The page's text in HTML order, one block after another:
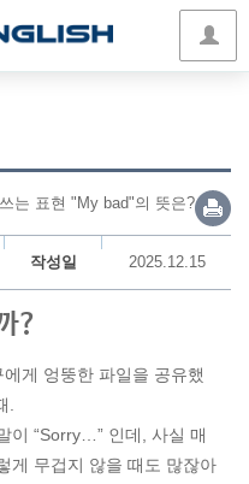
는 표현 "My bad"의 뜻은?
작성일 2025.12.15
?
게 엉뚱한 파일을 공유했
이 “Sorry…” 인데, 사실 매
게 무겁지 않을 때도 많잖아